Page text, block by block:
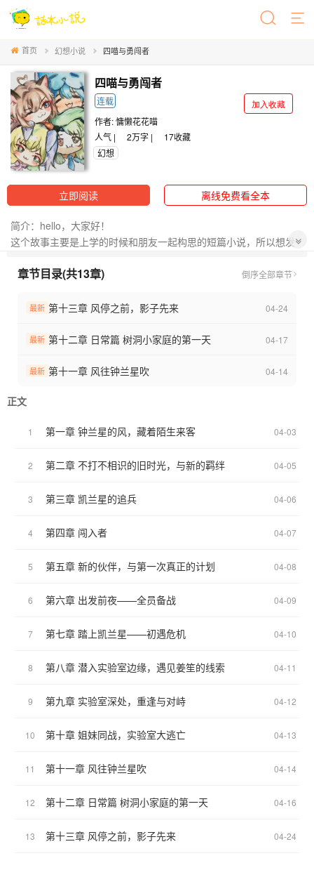
首页 幻想小说 四喵与勇闯者
四喵与勇闯者
连载
加入收藏
作者:慵懒花花喵
人气 |
2万字 | 17收藏
幻想
立即阅读 离线免费看全本
简介：hello，大家好！
这个故事主要是上学的时候和朋友一起构思的短篇小说，所以想发
祝小宝们天天开心啦～
章节目录(共13章) 倒序全部章节
最新 第十三章 风停之前，影子先来 04-24
最新 第十二章 日常篇 树洞小家庭的第一天 04-17
最新 第十一章 风往钟兰星吹 04-14
正文
1 第一章 钟兰星的风，藏着陌生来客 04-03
2 第二章 不打不相识的旧时光，与新的羁绊 04-05
3 第三章 凯兰星的追兵 04-06
4 第四章 闯入者 04-07
5 第五章 新的伙伴，与第一次真正的计划 04-08
6 第六章 出发前夜——全员备战 04-09
7 第七章 踏上凯兰星——初遇危机 04-10
8 第八章 潜入实验室边缘，遇见姜笙的线索 04-11
9 第九章 实验室深处，重逢与对峙 04-12
10 第十章 姐妹同战，实验室大逃亡 04-13
11 第十一章 风往钟兰星吹 04-14
12 第十二章 日常篇 树洞小家庭的第一天 04-16
13 第十三章 风停之前，影子先来 04-24